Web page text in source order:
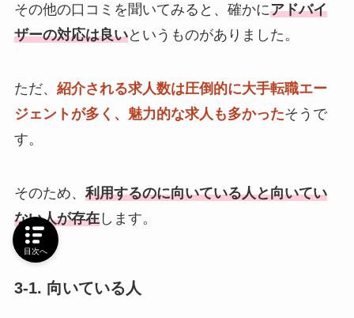
その他の口コミを聞いてみると、確かにアドバイ
ザーの対応は良いというものがありました。
ただ、 紹介される求人数は圧倒的に大手転職エー
ジェントが多く、魅力的な求人も多かったそうで
す。
そのため、 利用するのに向いている人と向いてい
ない人が存在します。
3-1. 向いている人
目次へ